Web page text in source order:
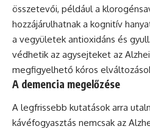
összetevői, például a
hozzájárulhatnak a kognitív
a vegyületek antioxidáns és
védhetik az agysejteket az
megfigyelhető kóros
A demencia megelőzése
A legfrissebb kutatások arra
kávéfogyasztás nemcsak az